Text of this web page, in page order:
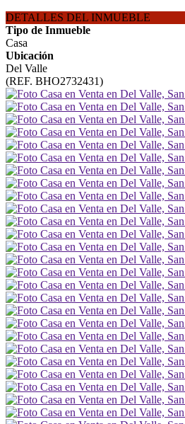
DETALLES DEL INMUEBLE
Tipo de Inmueble
Casa
Ubicación
Del Valle
(REF. BHO2732431)